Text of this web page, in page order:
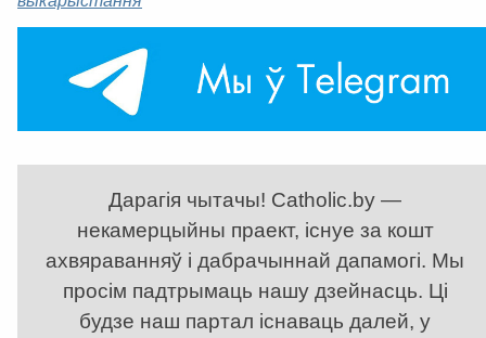
Дарагія чытачы! Catholic.by —
некамерцыйны праект, існуе за кошт
ахвяраванняў і дабрачыннай дапамогі. Мы
просім падтрымаць нашу дзейнасць. Ці
будзе наш партал існаваць далей, у